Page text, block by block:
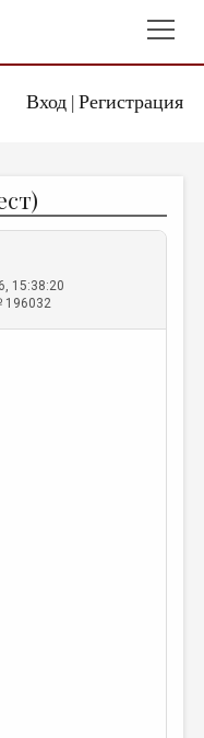
Вход| Регистрация
15:38:20
196032